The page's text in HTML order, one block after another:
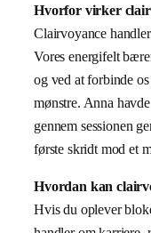
Hvorfor virker
Clairvoyance
Vores energifelt
og ved at forbinde
mønstre. Anna
gennem sessionen
første skridt mod et
Hvordan kan
Hvis du oplever